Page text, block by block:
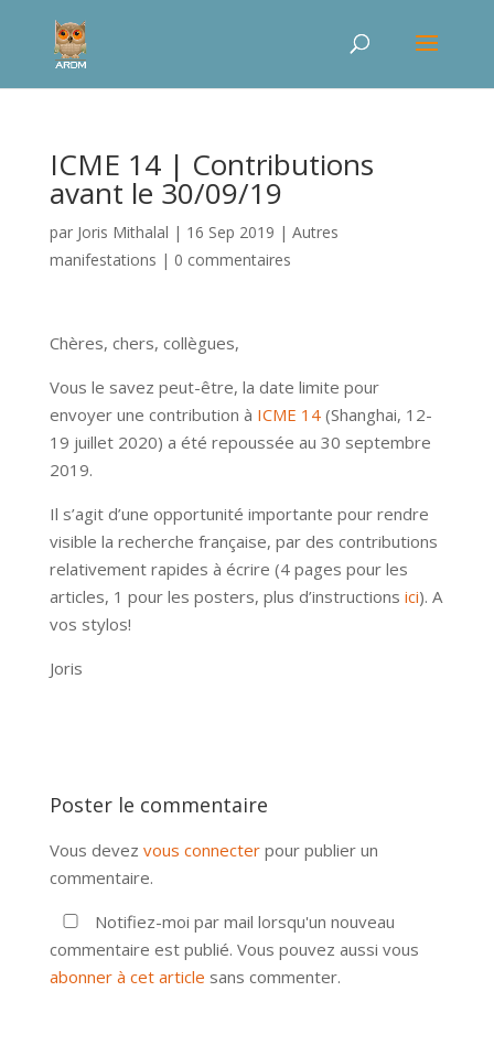
ICME 14 | Contributions
avant le 30/09/19
par Joris Mithalal | 16 Sep 2019 | Autres
manifestations | 0 commentaires
Chères, chers, collègues,
Vous le savez peut-être, la date limite pour
envoyer une contribution à ICME 14(Shanghai, 12-
19 juillet 2020) a été repoussée au 30 septembre
2019.
Il s’agit d’une opportunité importante pour rendre
visible la recherche française, par des contributions
relativement rapides à écrire (4 pages pour les
articles, 1 pour les posters, plus d’instructions ici). A
vos stylos!
Joris
Poster le commentaire
Vous devez vous connecterpour publier un
commentaire.
Notifiez-moi par mail lorsqu'un nouveau
commentaire est publié. Vous pouvez aussi vous
abonner à cet article sans commenter.